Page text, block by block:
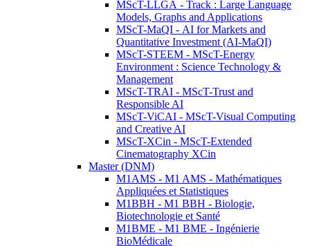
MScT-LLGA - Track : Large Language
Models, Graphs and Applications
MScT-MaQI - AI for Markets and
Quantitative Investment (AI-MaQI)
MScT-STEEM - MScT-Energy
Environment : Science Technology &
Management
MScT-TRAI - MScT-Trust and
Responsible AI
MScT-ViCAI - MScT-Visual Computing
and Creative AI
MScT-XCin - MScT-Extended
Cinematography XCin
Master (DNM)
M1AMS - M1 AMS - Mathématiques
Appliquées et Statistiques
M1BBH - M1 BBH - Biologie,
Biotechnologie et Santé
M1BME - M1 BME - Ingénierie
BioMédicale